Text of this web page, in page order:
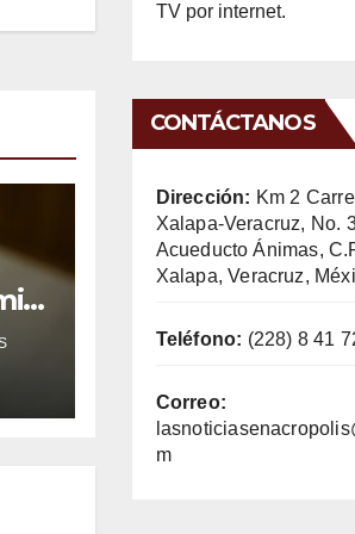
TV por internet.
CONTÁCTANOS
Dirección: Km 2
Xalapa-Veracruz, No.
Acueducto Ánimas,
Xalapa, Veracruz,
Teléfono: (228) 8 41
Correo:
m